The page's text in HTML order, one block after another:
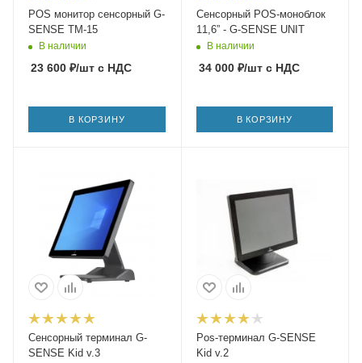
POS монитор сенсорный G-
SENSE TM-15
В наличии
23 600 ₽/шт с НДС
В КОРЗИНУ
Сенсорный POS-моноблок
11,6” - G-SENSE UNIT
В наличии
34 000₽/штс НДС
В КОРЗИНУ
Сенсорный терминал G-
SENSE Kid v.3
Pos-терминал G-SENSE
Kid v.2